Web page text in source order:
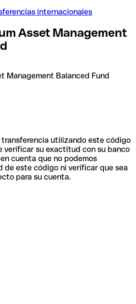
internacionales
Asset Management
Management Balanced Fund
utilizando este código
verificar su exactitud con su banco
cuenta que no podemos
de este código ni verificar que sea
para su cuenta.